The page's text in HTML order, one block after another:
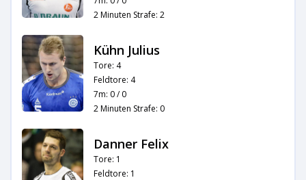
2 Minuten Strafe: 2
Kühn Julius
Tore: 4
Feldtore: 4
7m: 0 / 0
2 Minuten Strafe: 0
Danner Felix
Tore: 1
Feldtore: 1